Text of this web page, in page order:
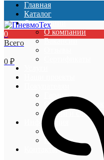
Главная
Каталог
О компании
О компании
Вакансии
Гарантии
Оплата и доставка
Акции и скидки
Информация
Блог
Новости
Контакты
0
Всего
0 ₽